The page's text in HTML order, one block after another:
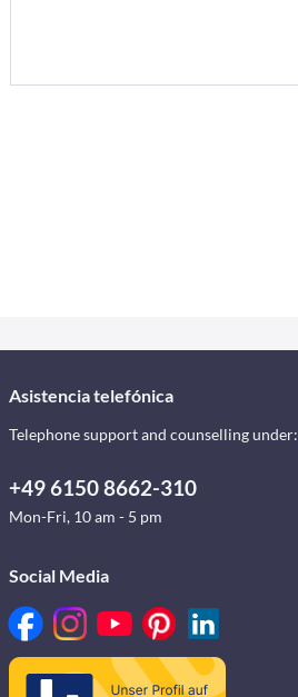
Asistencia telefónica
Telephone support and counselling under:
+49 6150 8662-310
Mon-Fri, 10 am - 5 pm
Social Media